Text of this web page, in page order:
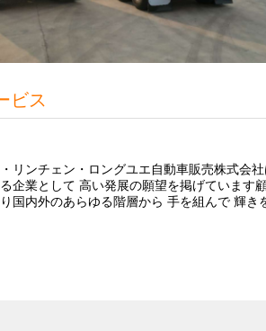
ビス
リンチェン・ロングユエ自動車販売株式会
企業として 高い発展の願望を掲げています
国内外のあらゆる階層から 手を組んで 輝き